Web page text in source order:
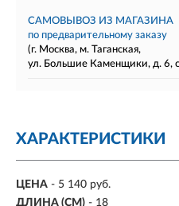
САМОВЫВОЗ ИЗ МАГАЗИНА
по предварительному заказу
(г. Москва, м. Таганская,
ул. Большие Каменщики, д. 6,
ХАРАКТЕРИСТИКИ
ЦЕНА - 5 140 руб.
ДЛИНА (СМ) - 18